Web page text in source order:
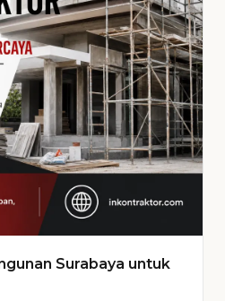
Surabaya untuk